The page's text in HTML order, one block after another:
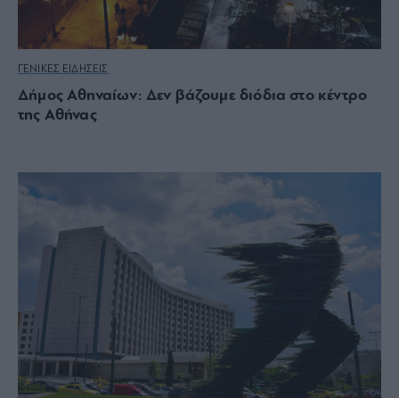
ΓΕΝΙΚΕΣ ΕΙΔΗΣΕΙΣ
Δήμος Αθηναίων: Δεν βάζουμε διόδια στο κέντρο
της Αθήνας